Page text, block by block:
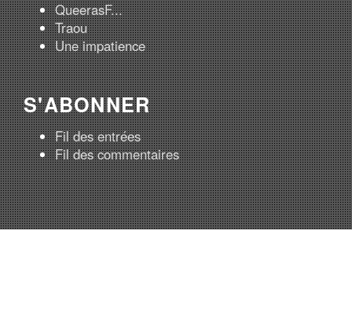
QueerasF...
Traou
Une impatience
S'ABONNER
Fil des entrées
Fil des commentaires